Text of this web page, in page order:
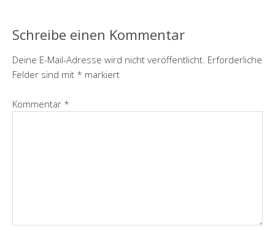
Schreibe einen Kommentar
Deine E-Mail-Adresse wird nicht veröffentlicht. Erforderliche
Felder sind mit * markiert
Kommentar *